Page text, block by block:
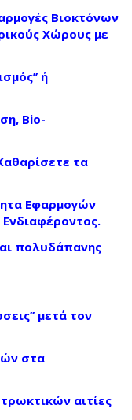
Βιοκτόνων
Χώρους με
ή
Bio-
τα
Εφαρμογών
πολυδάπανης
μετά τον
στα
αιτίες